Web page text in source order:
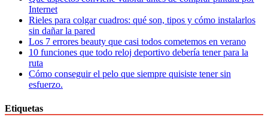
Internet
Rieles para colgar cuadros: qué son, tipos y cómo instalarlos
sin dañar la pared
Los 7 errores beauty que casi todos cometemos en verano
10 funciones que todo reloj deportivo debería tener para la
ruta
Cómo conseguir el pelo que siempre quisiste tener sin
esfuerzo.
Etiquetas